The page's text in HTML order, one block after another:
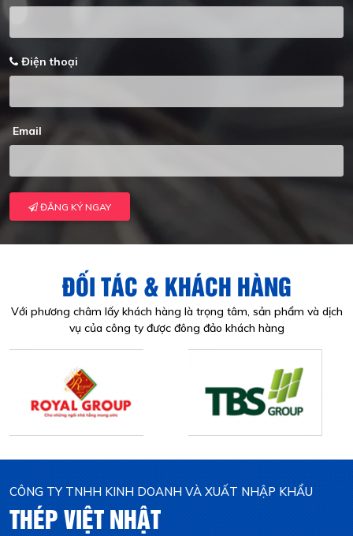
Điện thoại
Email
ĐĂNG KÝ NGAY
ĐỐI TÁC & KHÁCH HÀNG
Với phương châm lấy khách hàng là trọng tâm, sản phẩm và dịch
vụ của công ty được đông đảo khách hàng
CÔNG TY TNHH KINH DOANH VÀ XUẤT NHẬP KHẨU
THÉP VIỆT NHẬT